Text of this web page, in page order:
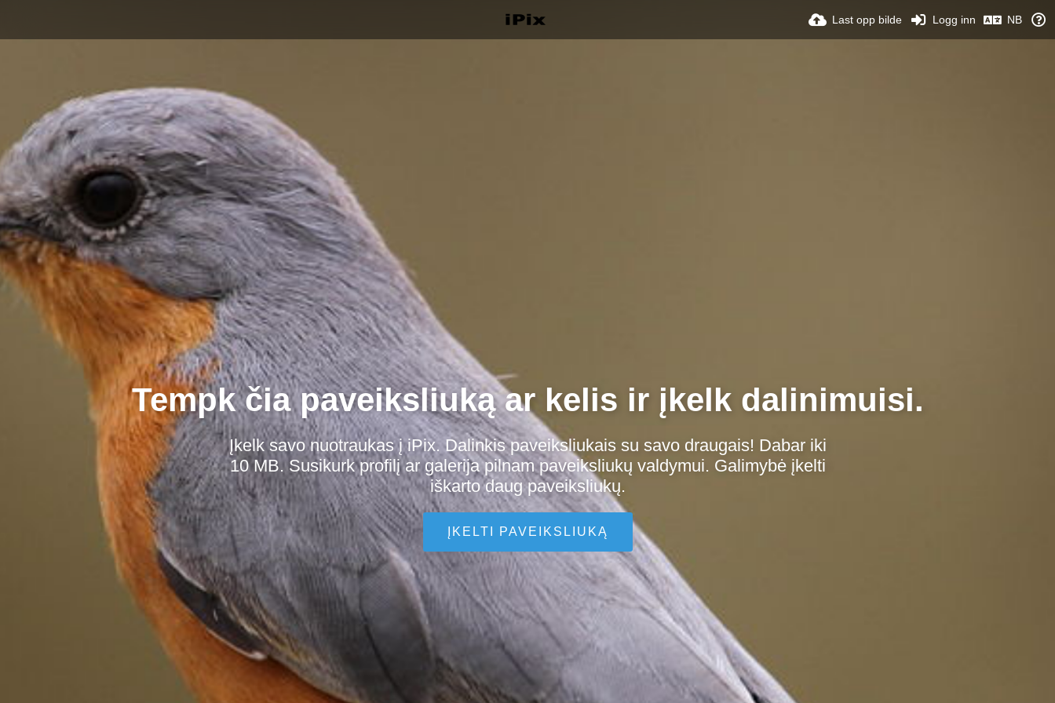
Last opp bilde Logg inn NB
Tempk čia paveiksliuką ar kelis ir įkelk dalinimuisi.
Įkelk savo nuotraukas į iPix. Dalinkis paveiksliukais su savo draugais! Dabar iki
10 MB. Susikurk profilį ar galerija pilnam paveiksliukų valdymui. Galimybė įkelti
iškarto daug paveiksliukų.
ĮKELTI PAVEIKSLIUKĄ